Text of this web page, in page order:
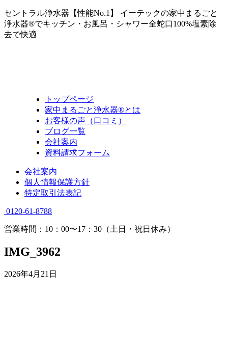
セントラル浄水器【性能No.1】 イーテックの家中まるごと
浄水器®でキッチン・お風呂・シャワー全蛇口100%塩素除
去で快適
トップページ
家中まるごと浄水器®とは
お客様の声（口コミ）
ブログ一覧
会社案内
資料請求フォーム
会社案内
個人情報保護方針
特定取引法表記
0120-61-8788
営業時間：10：00〜17：30（土日・祝日休み）
IMG_3962
2026年4月21日